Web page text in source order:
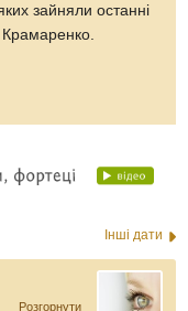
зайняли останні
Інші дати
Розгорнути